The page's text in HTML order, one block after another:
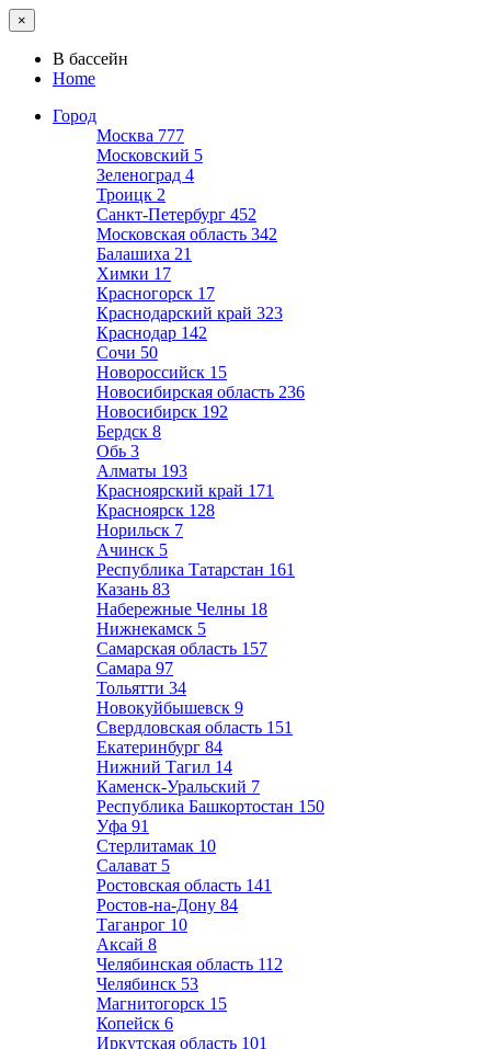
×
В бассейн
Home
Город
Москва 777
Московский 5
Зеленоград 4
Троицк 2
Санкт-Петербург 452
Московская область 342
Балашиха 21
Химки 17
Красногорск 17
Краснодарский край 323
Краснодар 142
Сочи 50
Новороссийск 15
Новосибирская область 236
Новосибирск 192
Бердск 8
Обь 3
Алматы 193
Красноярский край 171
Красноярск 128
Норильск 7
Ачинск 5
Республика Татарстан 161
Казань 83
Набережные Челны 18
Нижнекамск 5
Самарская область 157
Самара 97
Тольятти 34
Новокуйбышевск 9
Свердловская область 151
Екатеринбург 84
Нижний Тагил 14
Каменск-Уральский 7
Республика Башкортостан 150
Уфа 91
Стерлитамак 10
Салават 5
Ростовская область 141
Ростов-на-Дону 84
Таганрог 10
Аксай 8
Челябинская область 112
Челябинск 53
Магнитогорск 15
Копейск 6
Иркутская область 101